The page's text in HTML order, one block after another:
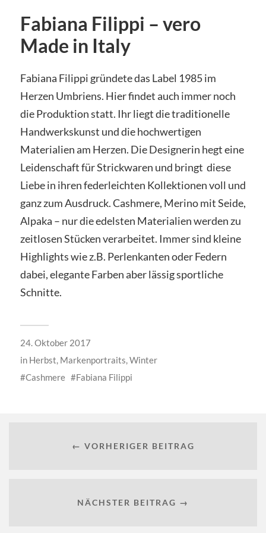
Fabiana Filippi – vero
Made in Italy
Fabiana Filippi gründete das Label 1985 im
Herzen Umbriens. Hier findet auch immer noch
die Produktion statt. Ihr liegt die traditionelle
Handwerkskunst und die hochwertigen
Materialien am Herzen. Die Designerin hegt eine
Leidenschaft für Strickwaren und bringt diese
Liebe in ihren federleichten Kollektionen voll und
ganz zum Ausdruck. Cashmere, Merino mit Seide,
Alpaka – nur die edelsten Materialien werden zu
zeitlosen Stücken verarbeitet. Immer sind kleine
Highlights wie z.B. Perlenkanten oder Federn
dabei, elegante Farben aber lässig sportliche
Schnitte.
24. Oktober 2017
in Herbst, Markenportraits,Winter
Cashmere
Fabiana Filippi
← VORHERIGER BEITRAG
NÄCHSTER BEITRAG →